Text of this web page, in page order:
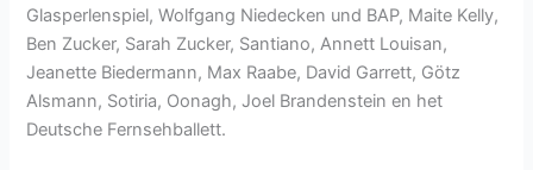
Glasperlenspiel, Wolfgang Niedecken und BAP, Maite Kelly,
Ben Zucker, Sarah Zucker, Santiano, Annett Louisan,
Jeanette Biedermann, Max Raabe, David Garrett, Götz
Alsmann, Sotiria, Oonagh, Joel Brandenstein en het
Deutsche Fernsehballett.